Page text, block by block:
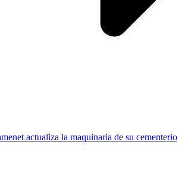
actualiza la maquinaria de su cementerio